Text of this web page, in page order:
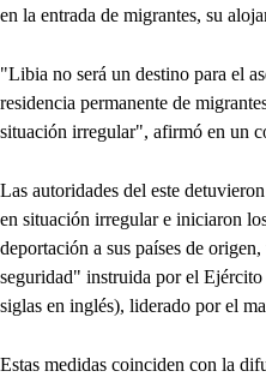
en la entrada de migrantes, su
"Libia no será un destino para el
residencia permanente de
situación irregular", afirmó en un
Las autoridades del este
en situación irregular e iniciaron
deportación a sus países de
seguridad" instruida por el
siglas en inglés), liderado por el
Estas medidas coinciden con la